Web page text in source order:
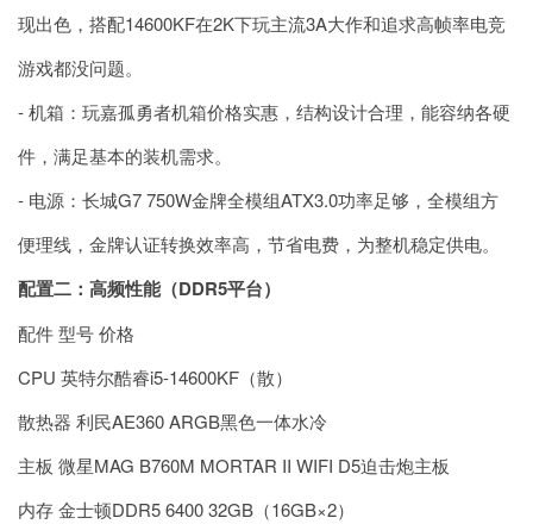
现出色，搭配14600KF在2K下玩主流3A大作和追求高帧率电竞
游戏都没问题。
- 机箱：玩嘉孤勇者机箱价格实惠，结构设计合理，能容纳各硬
件，满足基本的装机需求。
- 电源：长城G7 750W金牌全模组ATX3.0功率足够，全模组方
便理线，金牌认证转换效率高，节省电费，为整机稳定供电。
配置二：高频性能（DDR5平台）
配件 型号 价格
CPU 英特尔酷睿i5-14600KF（散）
散热器 利民AE360 ARGB黑色一体水冷
主板 微星MAG B760M MORTAR II WIFI D5迫击炮主板
内存 金士顿DDR5 6400 32GB（16GB×2）